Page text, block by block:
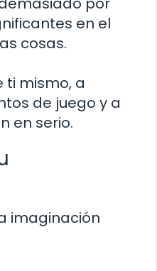
en el
cosas.
mismo, a
de juego y a
en serio.
imaginación